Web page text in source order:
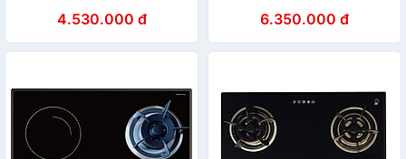
4.530.000 đ 6.350.000 đ